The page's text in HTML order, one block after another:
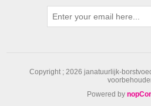
Copyright ; 2026 janatuurlijk-
Powered by